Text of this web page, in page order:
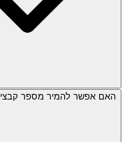
האם אפשר להמיר מספר קבצי TIF ל-PDF בבת אחת?